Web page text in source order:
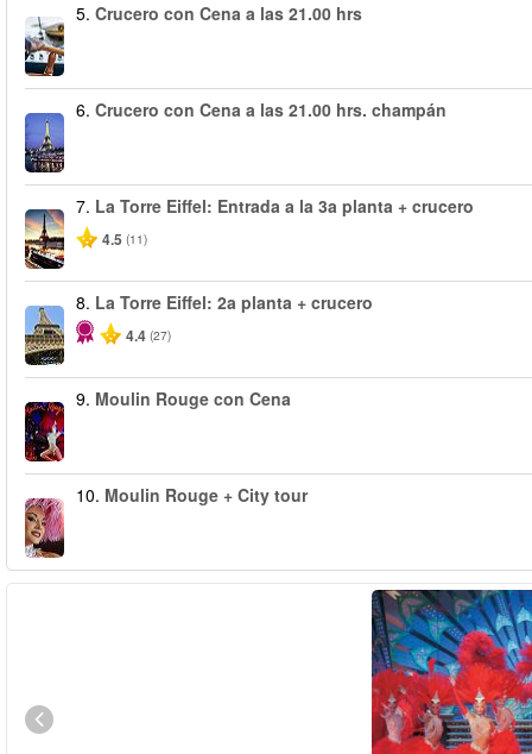
5. Crucero con Cena a las 21.00 hrs
6. Crucero con Cena a las 21.00 hrs. champán
7. La Torre Eiffel: Entrada a la 3a planta + crucero
4.5 (11)
8. La Torre Eiffel: 2a planta + crucero
4.4 (27)
9. Moulin Rouge con Cena
10. Moulin Rouge + City tour